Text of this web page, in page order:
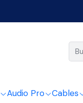
Audio Pro Cables